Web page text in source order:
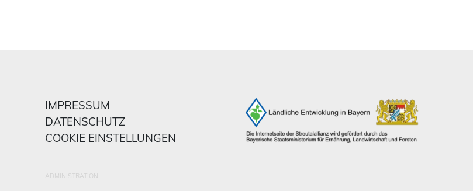
IMPRESSUM
DATENSCHUTZ
COOKIE EINSTELLUNGEN
ADMINISTRATION